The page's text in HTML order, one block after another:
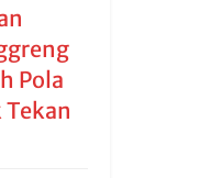
Pola